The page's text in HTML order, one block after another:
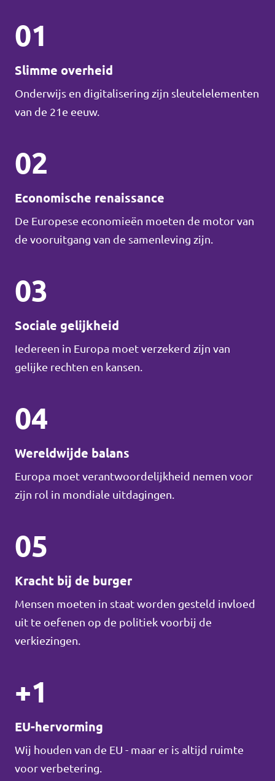
01
Slimme overheid
Onderwijs en digitalisering zijn sleutelelementen
van de 21e eeuw.
02
Economische renaissance
De Europese economieën moeten de motor van
de vooruitgang van de samenleving zijn.
03
Sociale gelijkheid
Iedereen in Europa moet verzekerd zijn van
gelijke rechten en kansen.
04
Wereldwijde balans
Europa moet verantwoordelijkheid nemen voor
zijn rol in mondiale uitdagingen.
05
Kracht bij de burger
Mensen moeten in staat worden gesteld invloed
uit te oefenen op de politiek voorbij de
verkiezingen.
+1
EU-hervorming
Wij houden van de EU - maar er is altijd ruimte
voor verbetering.